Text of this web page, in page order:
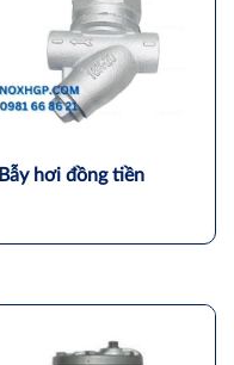
Bẫy hơi đồng tiền